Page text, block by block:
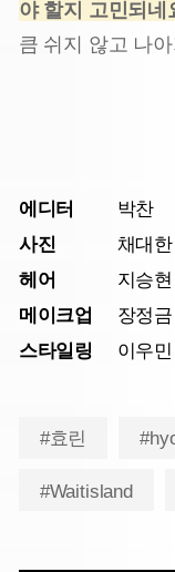
야 할지 고민되네
큼 쉬지 않고 나
에디터
박찬
사진
채대한
헤어
지승현
메이크업
장정금
스타일링
이우민
#효린
#Waitisland